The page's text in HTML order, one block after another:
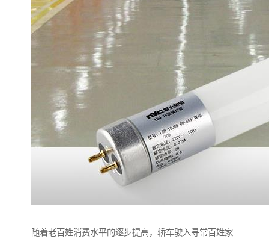
随着老百姓消费水平的逐步提高，轿车驶入寻常百姓家